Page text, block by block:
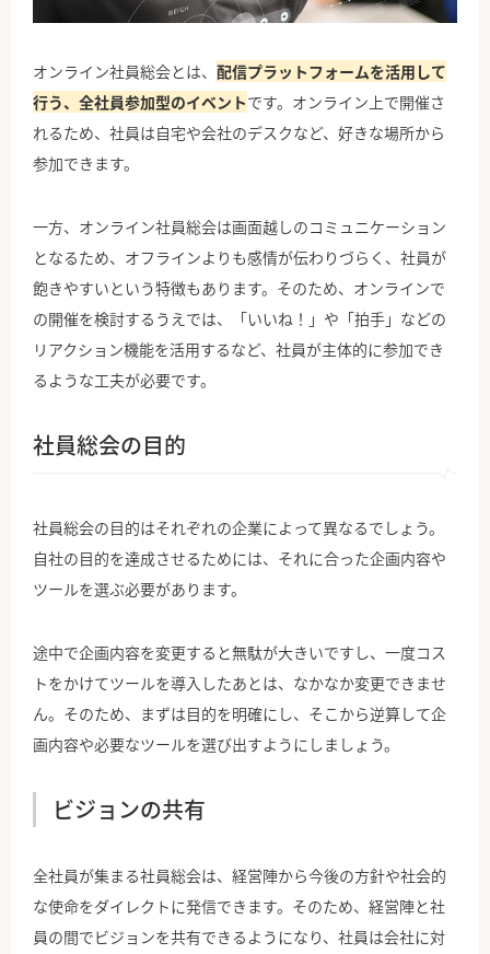
オンライン社員総会とは、 配信プラットフォームを活用して
行う、全社員参加型のイベントです。オンライン上で開催さ
れるため、社員は自宅や会社のデスクなど、好きな場所から
参加できます。
一方、オンライン社員総会は画面越しのコミュニケーション
となるため、オフラインよりも感情が伝わりづらく、社員が
飽きやすいという特徴もあります。そのため、オンラインで
の開催を検討するうえでは、「いいね！」や「拍手」などの
リアクション機能を活用するなど、社員が主体的に参加でき
るような工夫が必要です。
社員総会の目的
社員総会の目的はそれぞれの企業によって異なるでしょう。
自社の目的を達成させるためには、それに合った企画内容や
ツールを選ぶ必要があります。
途中で企画内容を変更すると無駄が大きいですし、一度コス
トをかけてツールを導入したあとは、なかなか変更できませ
ん。そのため、まずは目的を明確にし、そこから逆算して企
画内容や必要なツールを選び出すようにしましょう。
ビジョンの共有
全社員が集まる社員総会は、経営陣から今後の方針や社会的
な使命をダイレクトに発信できます。そのため、経営陣と社
員の間でビジョンを共有できるようになり、社員は会社に対